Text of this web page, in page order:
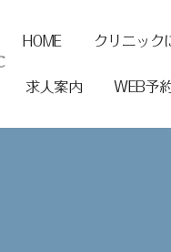
HOME クリニック
求人案内 WEB予